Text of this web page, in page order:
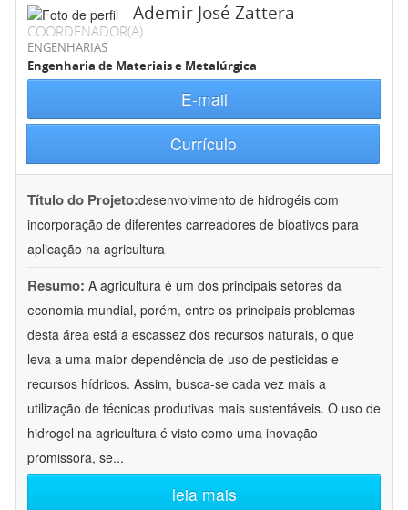
Ademir José Zattera
COORDENADOR(A)
ENGENHARIAS
Engenharia de Materiais e Metalúrgica
E-mail
Currículo
Título do Projeto:desenvolvimento de hidrogéis com
incorporação de diferentes carreadores de bioativos para
aplicação na agricultura
Resumo: A agricultura é um dos principais setores da
economia mundial, porém, entre os principais problemas
desta área está a escassez dos recursos naturais, o que
leva a uma maior dependência de uso de pesticidas e
recursos hídricos. Assim, busca-se cada vez mais a
utilização de técnicas produtivas mais sustentáveis. O uso de
hidrogel na agricultura é visto como uma inovação
promissora, se...
leia mais